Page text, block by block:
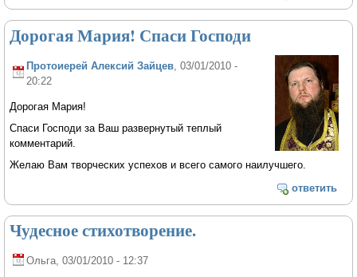
Дорогая Мария! Спаси Господи
Протоиерей Алексий Зайцев , 03/01/2010 -
20:22
Дорогая Мария!
Спаси Господи за Ваш развернутый теплый
комментарий.
Желаю Вам творческих успехов и всего самого наилучшего.
ответить
Чудесное стихотворение.
Ольга , 03/01/2010 - 12:37